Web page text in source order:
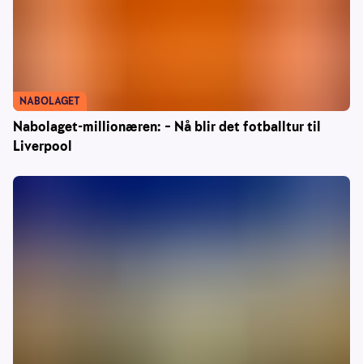
Nabolaget-millionæren: – Nå blir det fotballtur til
Liverpool
NABOLAGET